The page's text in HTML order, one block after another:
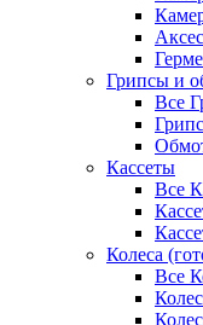
Грипсы и
Все
Кассеты
Все
Колеса
Все